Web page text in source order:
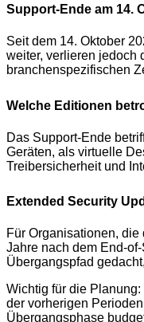
Support-Ende am 14.
Seit dem 14. Oktober
weiter, verlieren jedoch
branchenspezifischen
Welche Editionen
Das Support-Ende
Geräten, als virtuelle
Treibersicherheit und
Extended Security
Für Organisationen,
Jahre nach dem End-
Übergangspfad
Wichtig für die
der vorherigen
Übergangsphase